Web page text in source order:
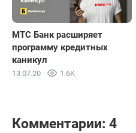
МТС Банк расширяет
программу кредитных
каникул
13.07.20 1.6K
Комментарии: 4